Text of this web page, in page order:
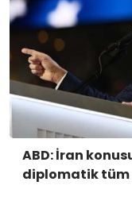
ABD: İran
diplomatik tüm